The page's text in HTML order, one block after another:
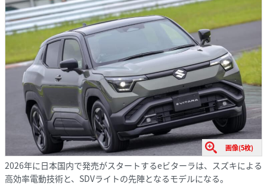
画像(5枚)
2026年に日本国内で発売がスタートするeビターラは、スズキによる
高効率電動技術と、SDVライトの先陣となるモデルになる。